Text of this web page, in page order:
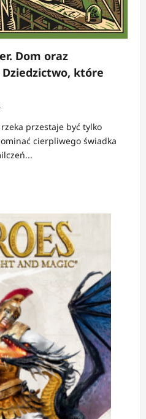
Dom oraz
które
przestaje być tylko
cierpliwego świadka